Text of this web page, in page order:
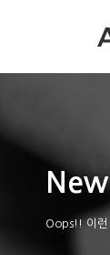
Oops!! 이런